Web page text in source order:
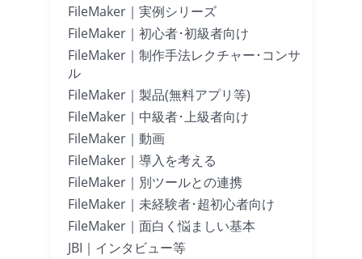
FileMaker｜実例シリーズ
FileMaker｜初心者･初級者向け
FileMaker｜制作手法レクチャー･コンサ
ル
FileMaker｜製品(無料アプリ等)
FileMaker｜中級者･上級者向け
FileMaker｜動画
FileMaker｜導入を考える
FileMaker｜別ツールとの連携
FileMaker｜未経験者･超初心者向け
FileMaker｜面白く悩ましい基本
JBI｜インタビュー等